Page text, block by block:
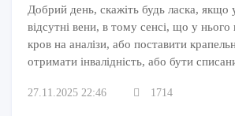
Добрий день, скажіть будь ласка, якщо
відсутні вени, в тому сенсі, що у
кров на аналізи, або поставити
отримати інвалідність, або бути
27.11.2025 22:46 1714